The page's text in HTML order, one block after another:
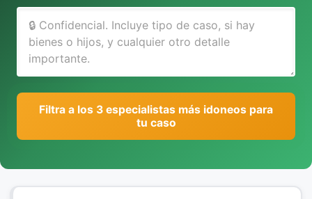
Filtra a los 3 especialistas más idoneos para
tu caso